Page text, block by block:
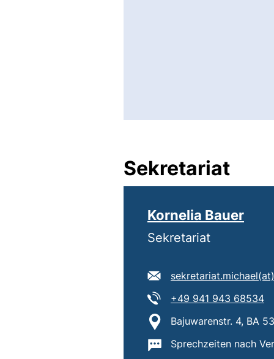
Sekretariat
Kornelia Bauer
Sekretariat
E-Mail Adresse:
Tel:
+49 941 943 68534
Standort:
Bajuwarenstr. 4, BA
Wichtige
Sprechzeiten nach